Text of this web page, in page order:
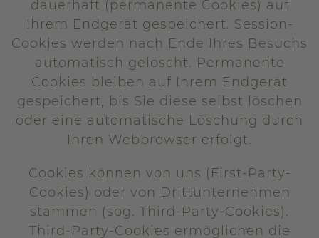
dauerhaft (permanente Cookies) auf
Ihrem Endgerät gespeichert. Session-
Cookies werden nach Ende Ihres Besuchs
automatisch gelöscht. Permanente
Cookies bleiben auf Ihrem Endgerät
gespeichert, bis Sie diese selbst löschen
oder eine automatische Löschung durch
Ihren Webbrowser erfolgt.
Cookies können von uns (First-Party-
Cookies) oder von Drittunternehmen
stammen (sog. Third-Party-Cookies).
Third-Party-Cookies ermöglichen die